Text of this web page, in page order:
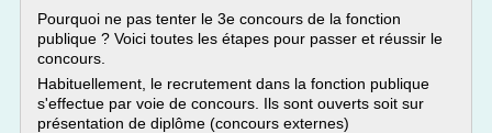
Pourquoi ne pas tenter le 3e concours de la fonction
publique ? Voici toutes les étapes pour passer et réussir le
concours.
Habituellement, le recrutement dans la fonction publique
s'effectue par voie de concours. Ils sont ouverts soit sur
pré­sentation de diplôme (concours externes)